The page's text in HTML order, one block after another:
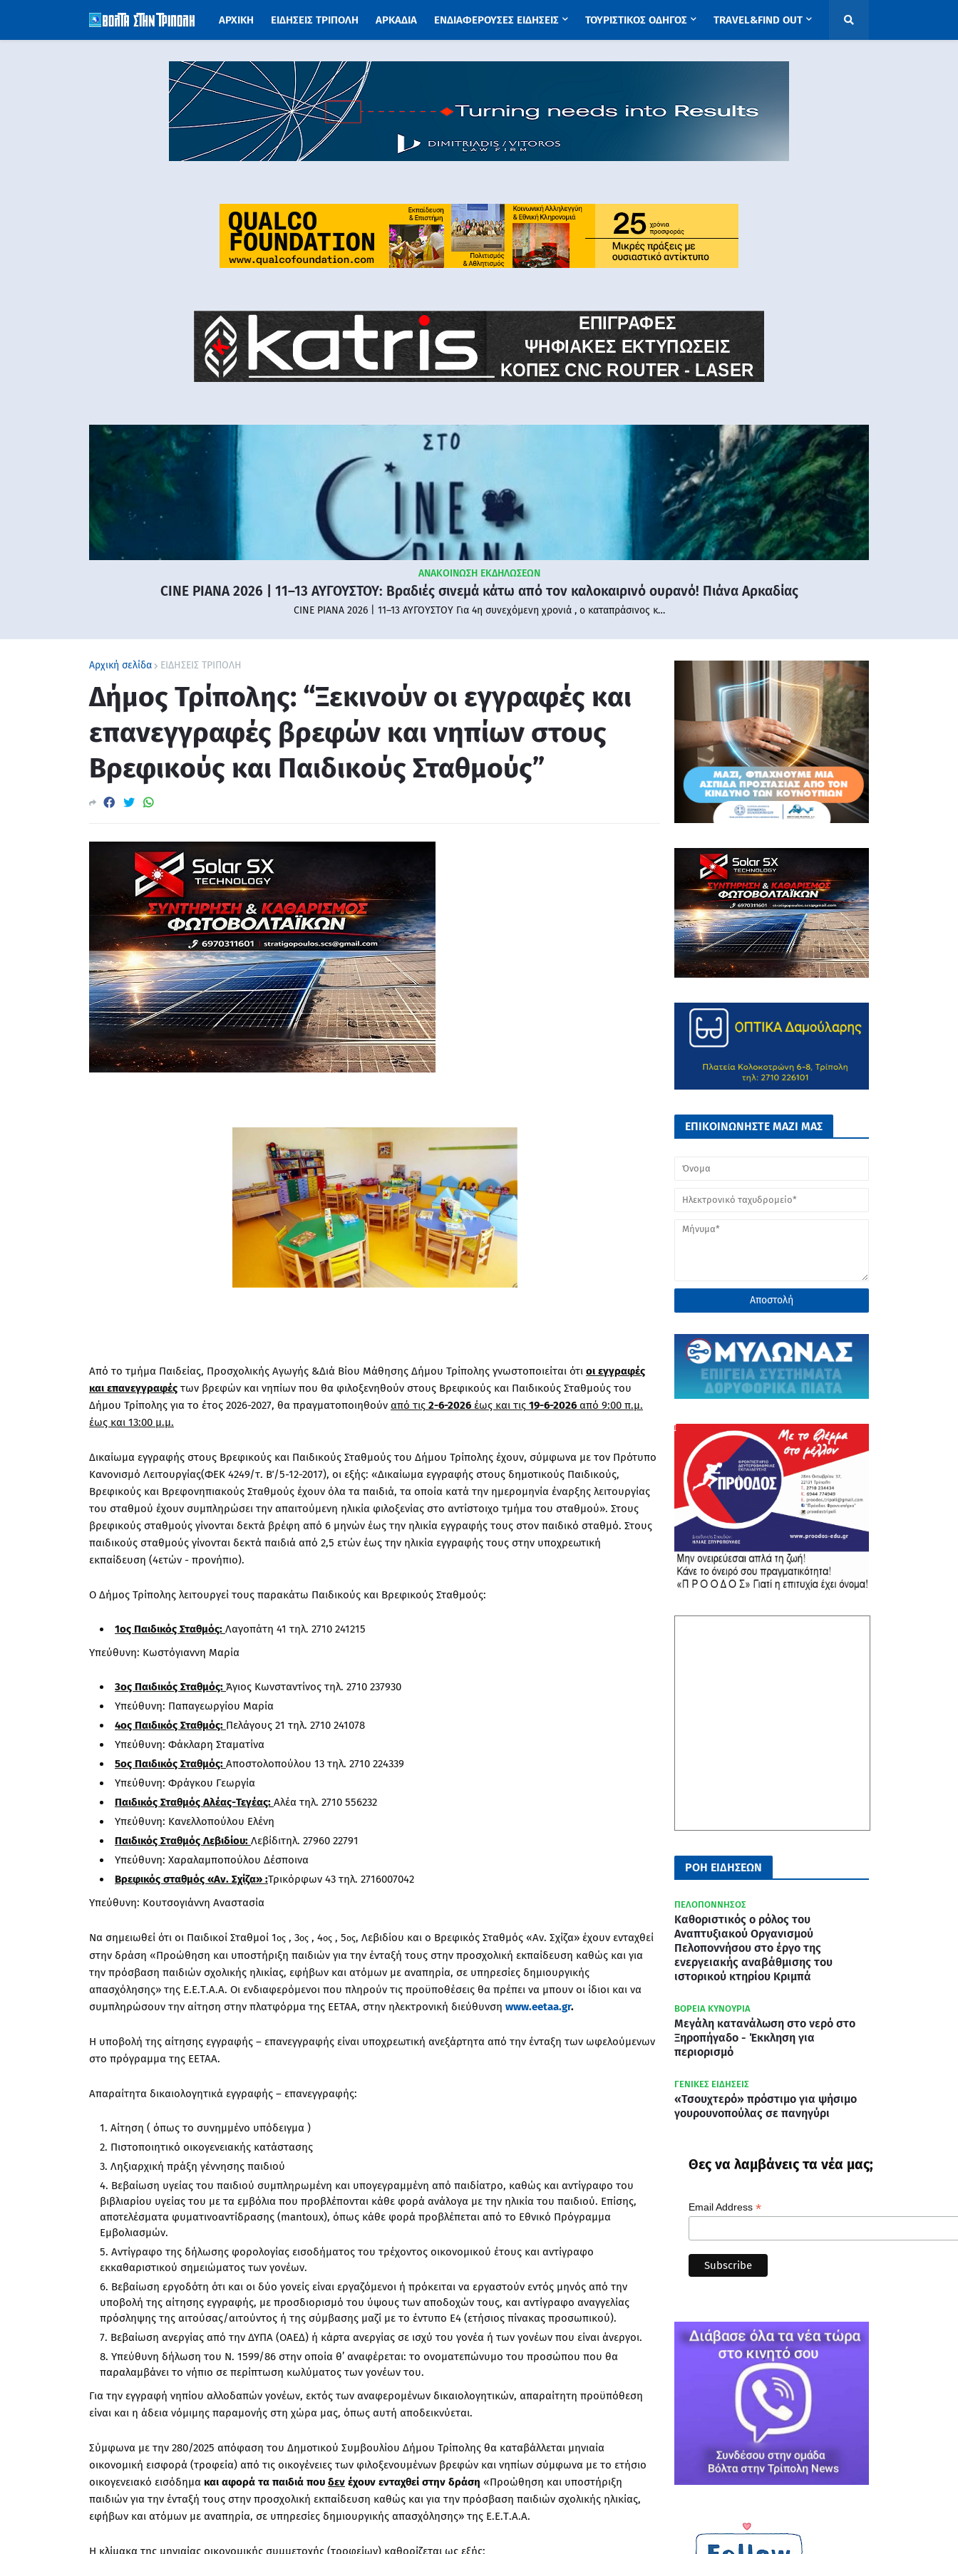
ΑΡΧΙΚΗ ΕΙΔΗΣΕΙΣ ΤΡΙΠΟΛΗ ΑΡΚΑΔΙΑ ΕΝΔΙΑΦΕΡΟΥΣΕΣ ΕΙΔΗΣΕΙΣ ΤΟΥΡΙΣΤΙΚΟΣ ΟΔΗΓΟΣ TRAVEL&FIND OUT
ΑΝΑΚΟΙΝΩΣΗ ΕΚΔΗΛΩΣΕΩΝ
CINE PIANA 2026 | 11–13 ΑΥΓΟΥΣΤΟΥ: Βραδιές σινεμά κάτω από τον καλοκαιρινό ουρανό! Πιάνα Αρκαδίας
CINE PIANA 2026 | 11–13 ΑΥΓΟΥΣΤΟΥ Για 4η συνεχόμενη χρονιά , ο καταπράσινος κ…
Αρχική σελίδα ΕΙΔΗΣΕΙΣ ΤΡΙΠΟΛΗ
Δήμος Τρίπολης: “Ξεκινούν οι εγγραφές και
επανεγγραφές βρεφών και νηπίων στους
Βρεφικούς και Παιδικούς Σταθμούς”
Από το τμήμα Παιδείας, Προσχολικής Αγωγής &Διά Βίου Μάθησης Δήμου Τρίπολης γνωστοποιείται ότι οι εγγραφές
και επανεγγραφές των βρεφών και νηπίων που θα φιλοξενηθούν στους Βρεφικούς και Παιδικούς Σταθμούς του
Δήμου Τρίπολης για το έτος 2026-2027, θα πραγματοποιηθούν από τις 2-6-2026 έως και τις 19-6-2026 από 9:00 π.μ.
έως και 13:00 μ.μ.
Δικαίωμα εγγραφής στους Βρεφικούς και Παιδικούς Σταθμούς του Δήμου Τρίπολης έχουν, σύμφωνα με τον Πρότυπο
Κανονισμό Λειτουργίας(ΦΕΚ 4249/τ. Β΄/5-12-2017), οι εξής: «Δικαίωμα εγγραφής στους δημοτικούς Παιδικούς,
Βρεφικούς και Βρεφονηπιακούς Σταθμούς έχουν όλα τα παιδιά, τα οποία κατά την ημερομηνία έναρξης λειτουργίας
του σταθμού έχουν συμπληρώσει την απαιτούμενη ηλικία φιλοξενίας στο αντίστοιχο τμήμα του σταθμού». Στους
βρεφικούς σταθμούς γίνονται δεκτά βρέφη από 6 μηνών έως την ηλικία εγγραφής τους στον παιδικό σταθμό. Στους
παιδικούς σταθμούς γίνονται δεκτά παιδιά από 2,5 ετών έως την ηλικία εγγραφής τους στην υποχρεωτική
εκπαίδευση (4ετών - προνήπιο).
Ο Δήμος Τρίπολης λειτουργεί τους παρακάτω Παιδικούς και Βρεφικούς Σταθμούς:
1ος Παιδικός Σταθμός: Λαγοπάτη 41 τηλ. 2710 241215
Υπεύθυνη: Κωστόγιαννη Μαρία
3ος Παιδικός Σταθμός: Άγιος Κωνσταντίνος τηλ. 2710 237930
Υπεύθυνη: Παπαγεωργίου Μαρία
4ος Παιδικός Σταθμός: Πελάγους 21 τηλ. 2710 241078
Υπεύθυνη: Φάκλαρη Σταματίνα
5ος Παιδικός Σταθμός: Αποστολοπούλου 13 τηλ. 2710 224339
Υπεύθυνη: Φράγκου Γεωργία
Παιδικός Σταθμός Αλέας-Τεγέας: Αλέα τηλ. 2710 556232
Υπεύθυνη: Κανελλοπούλου Ελένη
Παιδικός Σταθμός Λεβιδίου: Λεβίδιτηλ. 27960 22791
Υπεύθυνη: Χαραλαμποπούλου Δέσποινα
Βρεφικός σταθμός «Αν. Σχίζα» :Τρικόρφων 43 τηλ. 2716007042
Υπεύθυνη: Κουτσογιάννη Αναστασία
Να σημειωθεί ότι οι Παιδικοί Σταθμοί 1ος , 3ος , 4ος , 5ος, Λεβιδίου και ο Βρεφικός Σταθμός «Αν. Σχίζα» έχουν ενταχθεί
στην δράση «Προώθηση και υποστήριξη παιδιών για την ένταξή τους στην προσχολική εκπαίδευση καθώς και για
την πρόσβαση παιδιών σχολικής ηλικίας, εφήβων και ατόμων με αναπηρία, σε υπηρεσίες δημιουργικής
απασχόλησης» της Ε.Ε.Τ.Α.Α. Οι ενδιαφερόμενοι που πληρούν τις προϋποθέσεις θα πρέπει να μπουν οι ίδιοι και να
συμπληρώσουν την αίτηση στην πλατφόρμα της ΕΕΤΑΑ, στην ηλεκτρονική διεύθυνση www.eetaa.gr.
Η υποβολή της αίτησης εγγραφής – επανεγγραφής είναι υποχρεωτική ανεξάρτητα από την ένταξη των ωφελούμενων
στο πρόγραμμα της ΕΕΤΑΑ.
Απαραίτητα δικαιολογητικά εγγραφής – επανεγγραφής:
Αίτηση ( όπως το συνημμένο υπόδειγμα )
Πιστοποιητικό οικογενειακής κατάστασης
Ληξιαρχική πράξη γέννησης παιδιού
Βεβαίωση υγείας του παιδιού συμπληρωμένη και υπογεγραμμένη από παιδίατρο, καθώς και αντίγραφο του
βιβλιαρίου υγείας του με τα εμβόλια που προβλέπονται κάθε φορά ανάλογα με την ηλικία του παιδιού. Επίσης,
αποτελέσματα φυματινοαντίδρασης (mantoux), όπως κάθε φορά προβλέπεται από το Εθνικό Πρόγραμμα
Εμβολιασμών.
Αντίγραφο της δήλωσης φορολογίας εισοδήματος του τρέχοντος οικονομικού έτους και αντίγραφο
εκκαθαριστικού σημειώματος των γονέων.
Βεβαίωση εργοδότη ότι και οι δύο γονείς είναι εργαζόμενοι ή πρόκειται να εργαστούν εντός μηνός από την
υποβολή της αίτησης εγγραφής, με προσδιορισμό του ύψους των αποδοχών τους, και αντίγραφο αναγγελίας
πρόσληψης της αιτούσας/αιτούντος ή της σύμβασης μαζί με το έντυπο Ε4 (ετήσιος πίνακας προσωπικού).
Βεβαίωση ανεργίας από την ΔΥΠΑ (ΟΑΕΔ) ή κάρτα ανεργίας σε ισχύ του γονέα ή των γονέων που είναι άνεργοι.
Υπεύθυνη δήλωση του Ν. 1599/86 στην οποία θ’ αναφέρεται: το ονοματεπώνυμο του προσώπου που θα
παραλαμβάνει το νήπιο σε περίπτωση κωλύματος των γονέων του.
Για την εγγραφή νηπίου αλλοδαπών γονέων, εκτός των αναφερομένων δικαιολογητικών, απαραίτητη προϋπόθεση
είναι και η άδεια νόμιμης παραμονής στη χώρα μας, όπως αυτή αποδεικνύεται.
Σύμφωνα με την 280/2025 απόφαση του Δημοτικού Συμβουλίου Δήμου Τρίπολης θα καταβάλλεται μηνιαία
οικονομική εισφορά (τροφεία) από τις οικογένειες των φιλοξενουμένων βρεφών και νηπίων σύμφωνα με το ετήσιο
οικογενειακό εισόδημα και αφορά τα παιδιά που δεν έχουν ενταχθεί στην δράση «Προώθηση και υποστήριξη
παιδιών για την ένταξή τους στην προσχολική εκπαίδευση καθώς και για την πρόσβαση παιδιών σχολικής ηλικίας,
εφήβων και ατόμων με αναπηρία, σε υπηρεσίες δημιουργικής απασχόλησης» της Ε.Ε.Τ.Α.Α.
Η κλίμακα της μηνιαίας οικονομικής συμμετοχής (τροφείων) καθορίζεται ως εξής:
ΕΠΙΚΟΙΝΩΝΗΣΤΕ ΜΑΖΙ ΜΑΣ
ΡΟΗ ΕΙΔΗΣΕΩΝ
ΠΕΛΟΠΟΝΝΗΣΟΣ
Καθοριστικός ο ρόλος του
Αναπτυξιακού Οργανισμού
Πελοποννήσου στο έργο της
ενεργειακής αναβάθμισης του
ιστορικού κτηρίου Κριμπά
ΒΟΡΕΙΑ ΚΥΝΟΥΡΙΑ
Μεγάλη κατανάλωση στο νερό στο
Ξηροπήγαδο - Έκκληση για
περιορισμό
ΓΕΝΙΚΕΣ ΕΙΔΗΣΕΙΣ
«Τσουχτερό» πρόστιμο για ψήσιμο
γουρουνοπούλας σε πανηγύρι
Θες να λαμβάνεις τα νέα μας;
Email Address *